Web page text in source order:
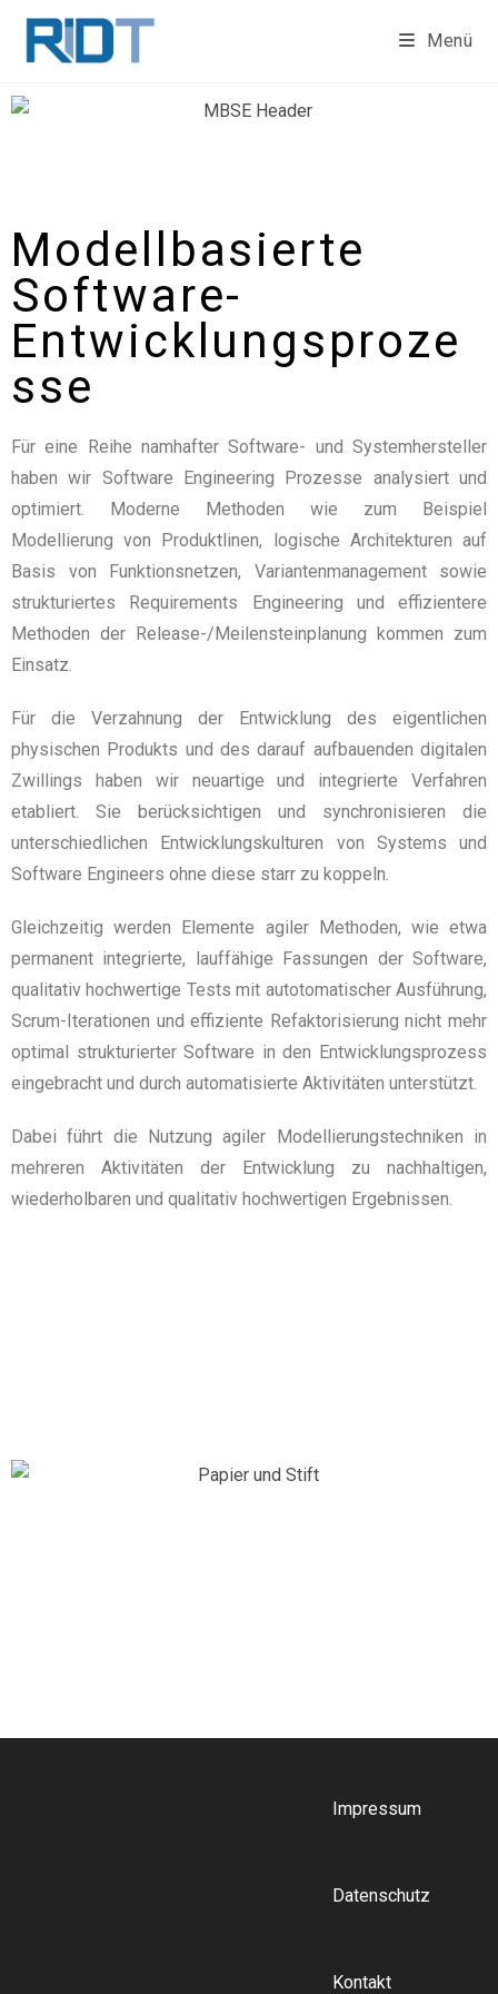
Menü
Modellbasierte
Software-
Entwicklungsproze
sse
Für eine Reihe namhafter Software- und Systemhersteller
haben wir Software Engineering Prozesse analysiert und
optimiert. Moderne Methoden wie zum Beispiel
Modellierung von Produktlinen, logische Architekturen auf
Basis von Funktionsnetzen, Variantenmanagement sowie
strukturiertes Requirements Engineering und effizientere
Methoden der Release-/Meilensteinplanung kommen zum
Einsatz.
Für die Verzahnung der Entwicklung des eigentlichen
physischen Produkts und des darauf aufbauenden digitalen
Zwillings haben wir neuartige und integrierte Verfahren
etabliert. Sie berücksichtigen und synchronisieren die
unterschiedlichen Entwicklungskulturen von Systems und
Software Engineers ohne diese starr zu koppeln.
Gleichzeitig werden Elemente agiler Methoden, wie etwa
permanent integrierte, lauffähige Fassungen der Software,
qualitativ hochwertige Tests mit autotomatischer Ausführung,
Scrum-Iterationen und effiziente Refaktorisierung nicht mehr
optimal strukturierter Software in den Entwicklungsprozess
eingebracht und durch automatisierte Aktivitäten unterstützt.
Dabei führt die Nutzung agiler Modellierungstechniken in
mehreren Aktivitäten der Entwicklung zu nachhaltigen,
wiederholbaren und qualitativ hochwertigen Ergebnissen.
Impressum
Datenschutz
Kontakt